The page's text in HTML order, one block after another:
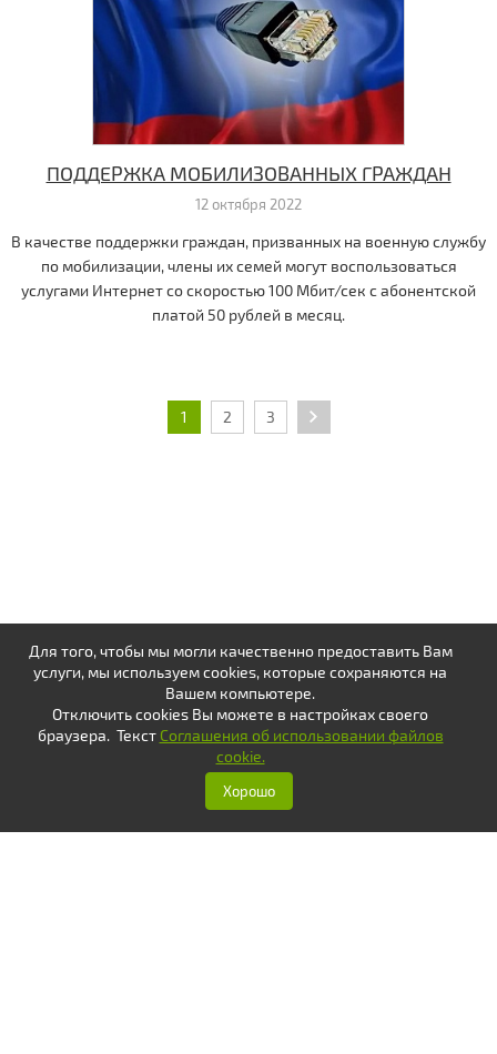
Для того, чтобы мы могли качественно предоставить Вам
услуги, мы используем cookies, которые сохраняются на
Вашем компьютере.
Отключить cookies Вы можете в настройках своего
браузера. Текст Соглашения об использовании файлов
cookie.
Хорошо
ПОДДЕРЖКА МОБИЛИЗОВАННЫХ ГРАЖДАН
12 октября 2022
В качестве поддержки граждан, призванных на военную службу
по мобилизации, члены их семей могут воспользоваться
услугами Интернет со скоростью 100 Мбит/сек с абонентской
платой 50 рублей в месяц.
1 2 3